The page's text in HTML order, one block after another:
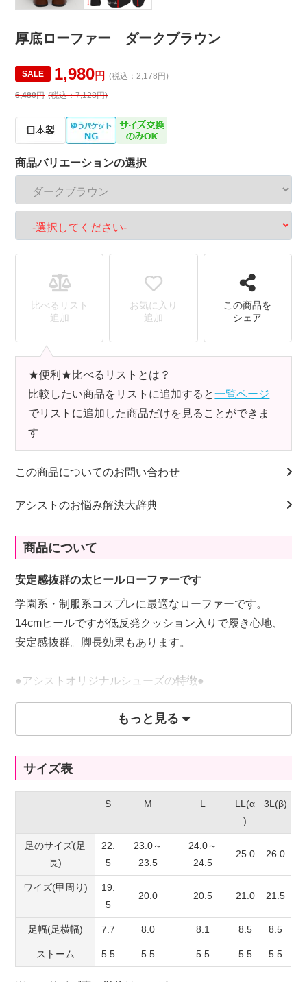
厚底ローファー ダークブラウン
SALE 1,980円 (税込：2,178円)
6,480円 (税込：7,128円)
商品バリエーションの選択
比べるリスト
追加
お気に入り
追加
この商品を
シェア
★便利★比べるリストとは？
比較したい商品をリストに追加すると一覧ページ
でリストに追加した商品だけを見ることができま
す
この商品についてのお問い合わせ
アシストのお悩み解決大辞典
商品について
安定感抜群の太ヒールローファーです
学園系・制服系コスプレに最適なローファーです。
14cmヒールですが低反発クッション入りで履き心地、
安定感抜群。脚長効果もあります。
●アシストオリジナルシューズの特徴●
中敷きにマザータッチRを採用。マザータッチRは
NASAの宇宙計画の為に開発された 衝撃吸収・荷重分散
性能を有したウレタン素材(日本製)です。足にやさしく
フィットして負担も軽減。更に、抗菌防臭加工を施した
中敷を採用し快適に歩行ができます。
もっと見る
サイズ表
S M L
LL(α
)
3L(β)
足のサイズ(足
長)
22.
5
23.0～
23.5
24.0～
24.5
25.0 26.0
ワイズ(甲周り)
19.
5
20.0 20.5 21.0 21.5
足幅(足横幅) 7.7 8.0 8.1 8.5 8.5
ストーム 5.5 5.5 5.5 5.5 5.5